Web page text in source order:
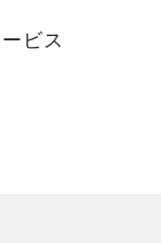
ビス